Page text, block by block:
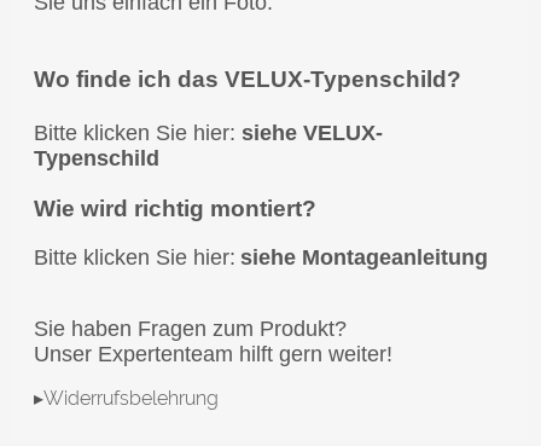
Wo finde ich das VELUX-Typenschild?
Bitte klicken Sie hier: siehe VELUX-
Typenschild
Wie wird richtig montiert?
Bitte klicken Sie hier: siehe Montageanleitung
Sie haben Fragen zum Produkt?
Unser Expertenteam hilft gern weiter!
▸Widerrufsbelehrung